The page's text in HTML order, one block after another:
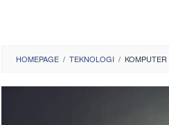
HOMEPAGE / TEKNOLOGI /